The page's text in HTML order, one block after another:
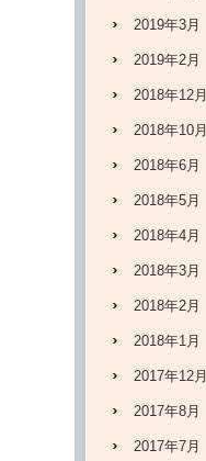
2019年3月
2019年2月
2018年12月
2018年10月
2018年6月
2018年5月
2018年4月
2018年3月
2018年2月
2018年1月
2017年12月
2017年8月
2017年7月